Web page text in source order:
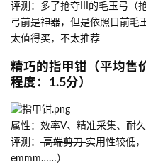
评测：多了抢夺III的毛玉弓（
弓前是神器，但是依照目前毛
太值得买，不太推荐
精巧的指甲钳（平均售
程度：1.5分）
属性：效率V、精准采集、耐
评测： 高端剪刀实用性较低
emmm……）